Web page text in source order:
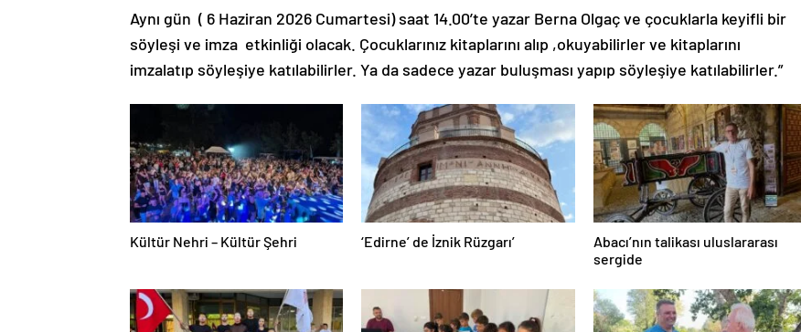
Aynı gün ( 6 Haziran 2026 Cumartesi) saat 14.00’te yazar Berna Olgaç ve çocuklarla keyifli bir
söyleşi ve imza etkinliği olacak. Çocuklarınız kitaplarını alıp ,okuyabilirler ve kitaplarını
imzalatıp söyleşiye katılabilirler. Ya da sadece yazar buluşması yapıp söyleşiye katılabilirler.”
Kültür Nehri – Kültür Şehri ‘Edirne’ de İznik Rüzgarı’
Abacı’nın talikası uluslararası
sergide